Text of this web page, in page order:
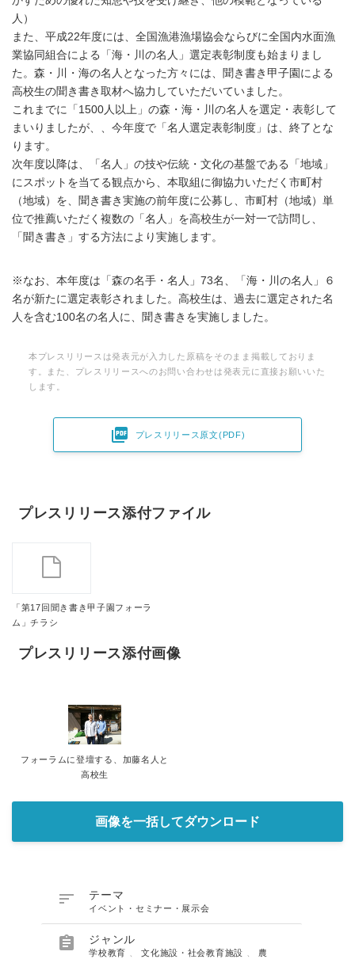
人）
また、平成22年度には、全国漁港漁場協会ならびに全国内水面漁
業協同組合による「海・川の名人」選定表彰制度も始まりまし
た。森・川・海の名人となった方々には、聞き書き甲子園による
高校生の聞き書き取材へ協力していただいていました。
これまでに「1500人以上」の森・海・川の名人を選定・表彰して
まいりましたが、、今年度で「名人選定表彰制度」は、終了とな
ります。
次年度以降は、「名人」の技や伝統・文化の基盤である「地域」
にスポットを当てる観点から、本取組に御協力いただく市町村
（地域）を、聞き書き実施の前年度に公募し、市町村（地域）単
位で推薦いただく複数の「名人」を高校生が一対一で訪問し、
「聞き書き」する方法により実施します。
※なお、本年度は「森の名手・名人」73名、「海・川の名人」６
名が新たに選定表彰されました。高校生は、過去に選定された名
人を含む100名の名人に、聞き書きを実施しました。
本プレスリリースは発表元が入力した原稿をそのまま掲載しておりま
す。また、プレスリリースへのお問い合わせは発表元に直接お願いいた
します。
 プレスリリース原文(PDF)
プレスリリース添付ファイル
「第17回聞き書き甲子園フォーラ
ム」チラシ
プレスリリース添付画像
フォーラムに登壇する、加藤名人と
高校生
画像を一括してダウンロード
 テーマ
イベント・セミナー・展示会
 ジャンル
学校教育 、文化施設・社会教育施設
農